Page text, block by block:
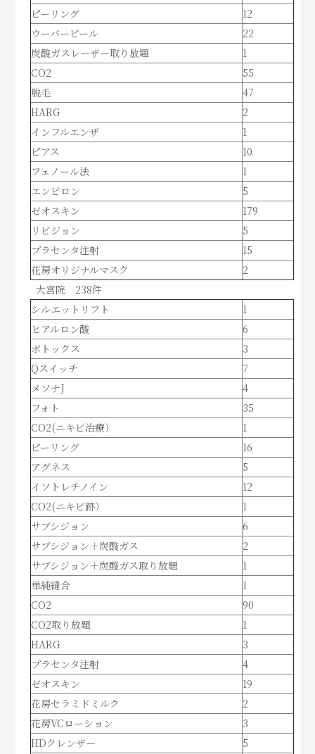
ピーリング
12
ウーバーピール
22
炭酸ガスレーザー取り放題
1
CO2
55
脱毛
47
HARG
2
インフルエンザ
1
ピアス
10
フェノール法
1
エンビロン
5
ゼオスキン
179
リビジョン
5
プラセンタ注射
15
花房オリジナルマスク
2
大宮院 238件
シルエットリフト
1
ヒアルロン酸
6
ボトックス
3
Qスイッチ
7
メソナJ
4
フォト
35
CO2(ニキビ治療）
1
ピーリング
16
アグネス
5
イソトレチノイン
12
CO2(ニキビ跡）
1
サブシジョン
6
サブシジョン＋炭酸ガス
2
サブシジョン＋炭酸ガス取り放題
1
単純縫合
1
CO2
90
CO2取り放題
1
HARG
3
プラセンタ注射
4
ゼオスキン
19
花房セラミドミルク
2
花房VCローション
3
HDクレンザー
5